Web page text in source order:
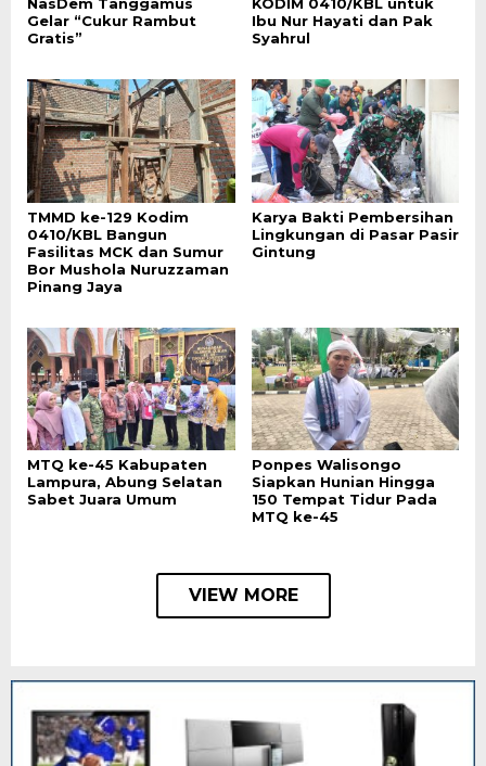
NasDem Tanggamus
Gelar “Cukur Rambut
Gratis”
KODIM 0410/KBL untuk
Ibu Nur Hayati dan Pak
Syahrul
TMMD ke-129 Kodim
0410/KBL Bangun
Fasilitas MCK dan Sumur
Bor Mushola Nuruzzaman
Pinang Jaya
Karya Bakti Pembersihan
Lingkungan di Pasar Pasir
Gintung
MTQ ke-45 Kabupaten
Lampura, Abung Selatan
Sabet Juara Umum
Ponpes Walisongo
Siapkan Hunian Hingga
150 Tempat Tidur Pada
MTQ ke-45
VIEW MORE